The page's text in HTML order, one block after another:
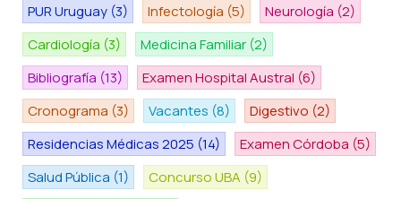
PUR Uruguay (3) Infectología (5) Neurología (2)
Cardiología (3) Medicina Familiar (2)
Bibliografía (13) Examen Hospital Austral (6)
Cronograma (3) Vacantes (8) Digestivo (2)
Residencias Médicas 2025 (14) Examen Córdoba (5)
Salud Pública (1) Concurso UBA (9)